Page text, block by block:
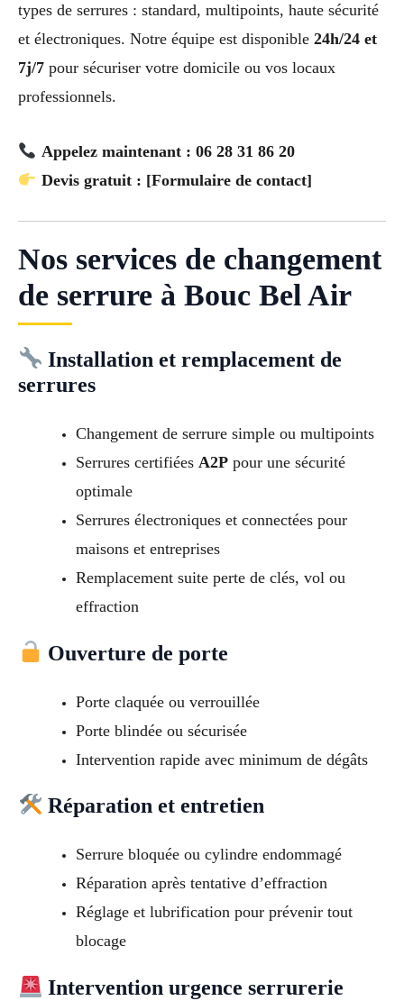
types de serrures : standard, multipoints, haute sécurité
et électroniques. Notre équipe est disponible 24h/24 et
7j/7 pour sécuriser votre domicile ou vos locaux
professionnels.
Appelez maintenant : 06 28 31 86 20
Devis gratuit : [Formulaire de contact]
Nos services de changement
de serrure à Bouc Bel Air
Installation et remplacement de
serrures
Changement de serrure simple ou multipoints
Serrures certifiées A2Ppour une sécurité
optimale
Serrures électroniques et connectées pour
maisons et entreprises
Remplacement suite perte de clés, vol ou
effraction
Ouverture de porte
Porte claquée ou verrouillée
Porte blindée ou sécurisée
Intervention rapide avec minimum de dégâts
Réparation et entretien
Serrure bloquée ou cylindre endommagé
Réparation après tentative d’effraction
Réglage et lubrification pour prévenir tout
blocage
Intervention urgence serrurerie